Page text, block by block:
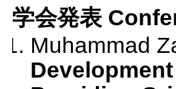
学会発表
Muhammad